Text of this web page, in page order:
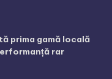
prima gamă locală
rar